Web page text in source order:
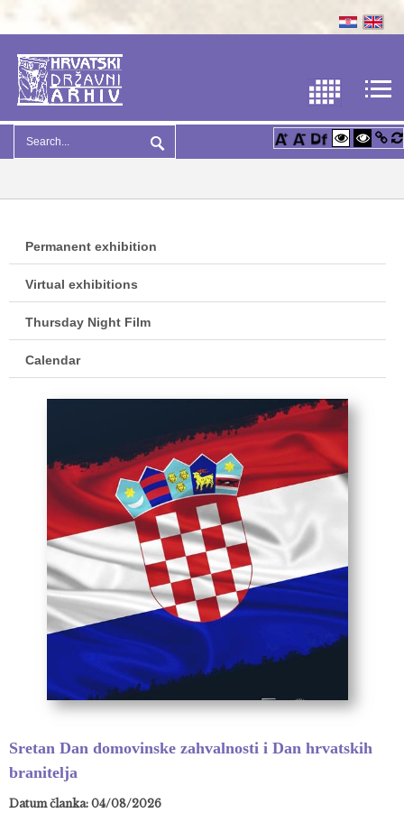
Permanent exhibition
Virtual exhibitions
Thursday Night Film
Calendar
Sretan Dan domovinske zahvalnosti i Dan hrvatskih
branitelja
Datum članka: 04/08/2026